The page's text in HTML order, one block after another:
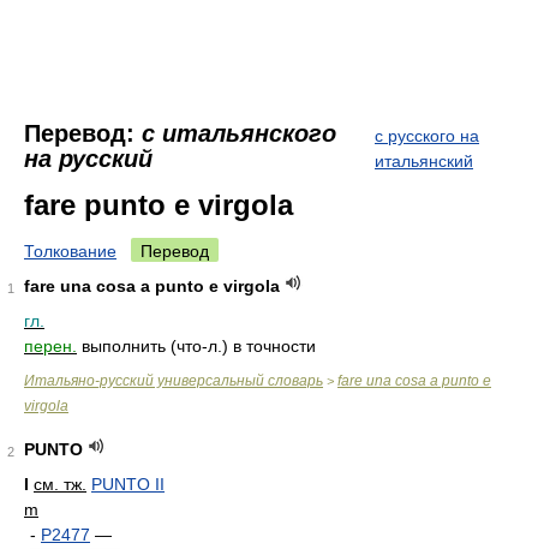
Перевод: с итальянского
на русский
с русского на
итальянский
fare punto e virgola
Толкование Перевод
1
fare una cosa a punto e virgola
гл.
перен.
выполнить (что-л.) в точности
Итальяно-русский универсальный словарь > fare una cosa a punto e
virgola
2
PUNTO
I см. тж. PUNTO II
m
- P2477 —